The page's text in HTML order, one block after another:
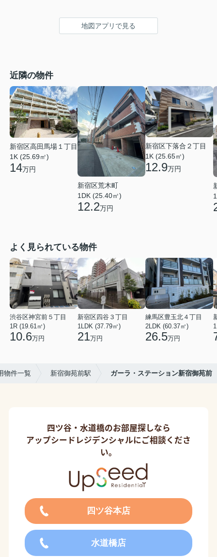
地図アプリで見る
近隣の物件
新宿区高田馬場１丁目
1K (25.69㎡)
14万円
新宿区荒木町
1DK (25.40㎡)
12.2万円
新宿区下落合２丁目
1K (25.65㎡)
12.9万円
よく見られている物件
渋谷区神宮前５丁目
1R (19.61㎡)
10.6万円
新宿区四谷３丁目
1LDK (37.79㎡)
21万円
練馬区豊玉北４丁目
2LDK (60.37㎡)
26.5万円
物件一覧 新宿御苑前駅 ガーラ・ステーション新宿御苑前
四ツ谷・水道橋のお部屋探しなら
アップシードレジデンシャルにご相談くださ
い。
四ツ谷本店
水道橋店